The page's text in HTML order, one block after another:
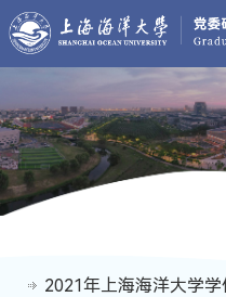
2021年上海海洋大学